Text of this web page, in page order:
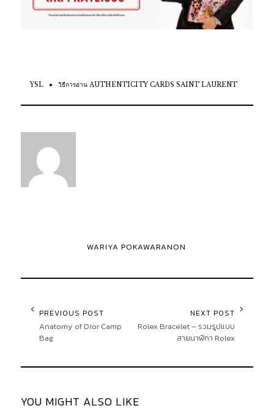
YSL วิธีการอ่าน AUTHENTICITY CARDS SAINT LAURENT
WARIYA POKAWARANON
PREVIOUS POST
Anatomy of Dior Camp
Bag
NEXT POST
Rolex Bracelet – รวมรูปแบบ
สายนาฬิกา Rolex
YOU MIGHT ALSO LIKE